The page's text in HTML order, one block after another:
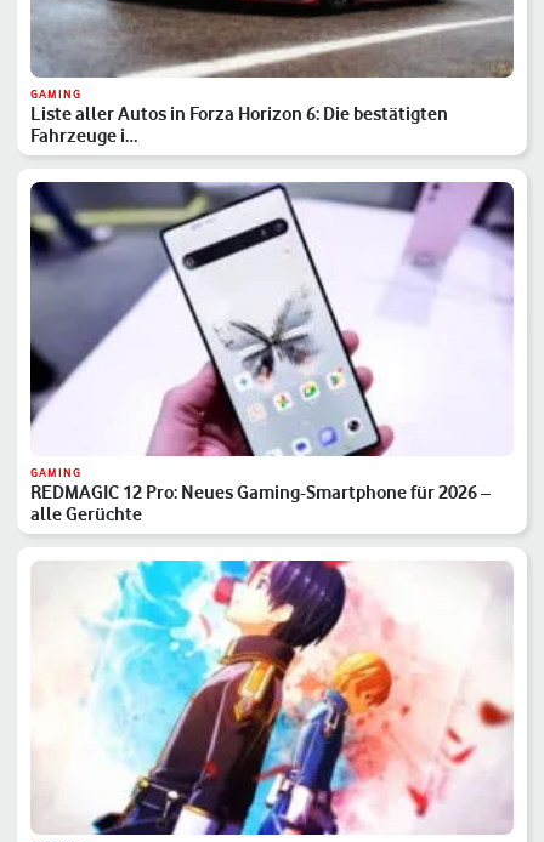
GAMING
Liste aller Autos in Forza Horizon 6: Die bestätigten
Fahrzeuge i…
GAMING
REDMAGIC 12 Pro: Neues Gaming-Smartphone für 2026 –
alle Gerüchte